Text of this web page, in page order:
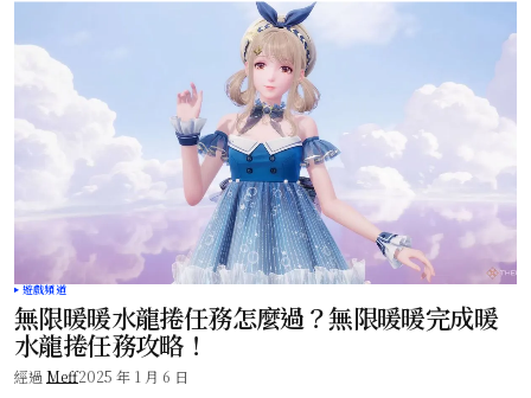
遊戲頻道
無限暖暖水龍捲任務怎麼過？無限暖暖完成暖
水龍捲任務攻略！
經過 Meff2025 年 1 月 6 日